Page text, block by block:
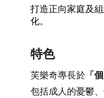
打造正向家庭及
化。
特色
芙樂奇專長於 「
包括成人的憂鬱